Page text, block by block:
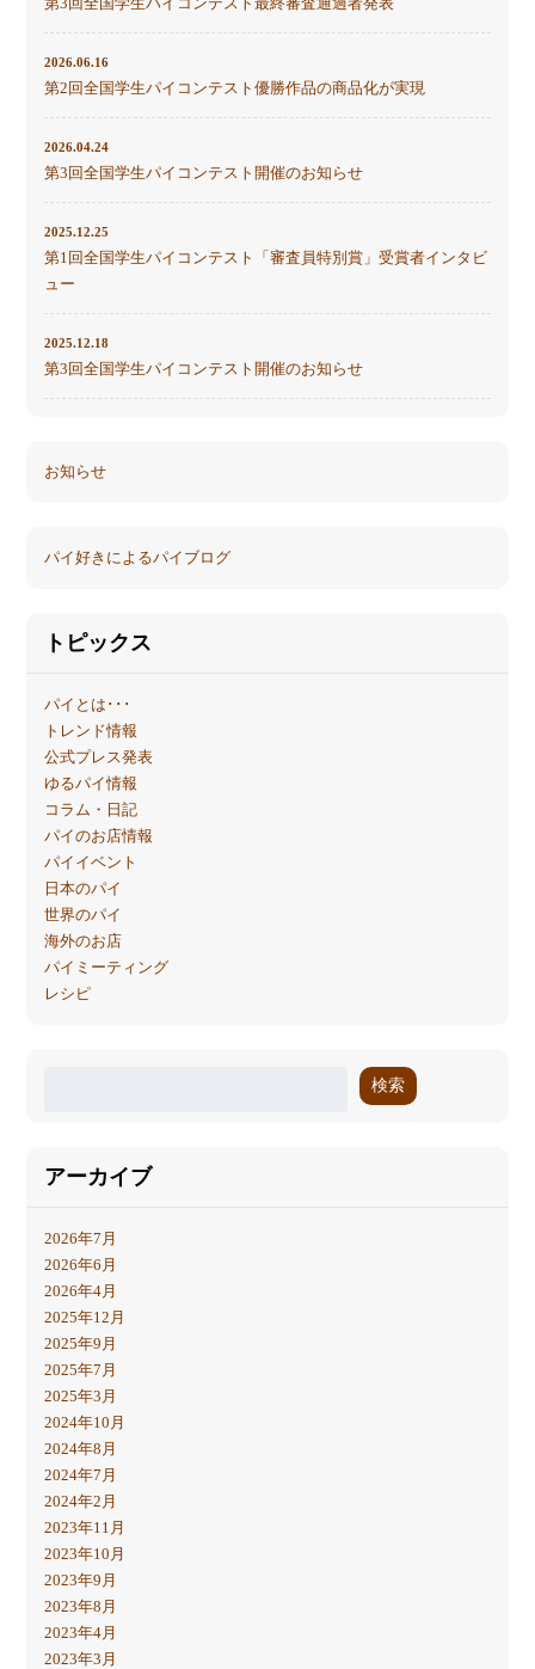
2026.06.16
第2回全国学生パイコンテスト優勝作品の商品化が実現
2026.04.24
第3回全国学生パイコンテスト開催のお知らせ
2025.12.25
第1回全国学生パイコンテスト「審査員特別賞」受賞者インタビ
ュー
2025.12.18
第3回全国学生パイコンテスト開催のお知らせ
お知らせ
パイ好きによるパイブログ
トピックス
パイとは･･･
トレンド情報
公式プレス発表
ゆるパイ情報
コラム・日記
パイのお店情報
パイイベント
日本のパイ
世界のパイ
海外のお店
パイミーティング
レシピ
検索
アーカイブ
2026年7月
2026年6月
2026年4月
2025年12月
2025年9月
2025年7月
2025年3月
2024年10月
2024年8月
2024年7月
2024年2月
2023年11月
2023年10月
2023年9月
2023年8月
2023年4月
2023年3月